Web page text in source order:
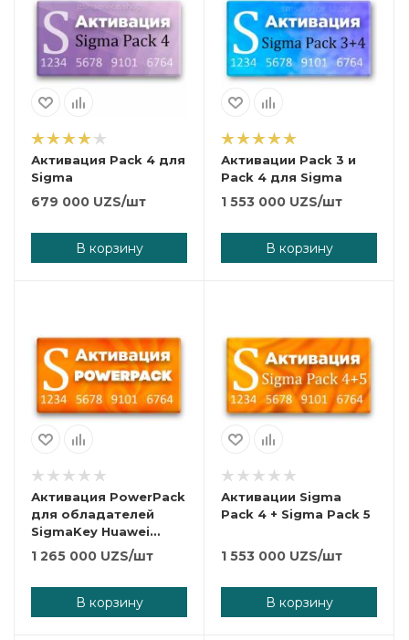
Активация Pack 4 для
Sigma
679 000 UZS/шт
В корзину
Активации Pack 3 и
Pack 4 для Sigma
1 553 000 UZS/шт
В корзину
Активация PowerPack
для обладателей
SigmaKey Huawei
Edition
1 265 000 UZS/шт
В корзину
Активации Sigma
Pack 4 + Sigma Pack 5
1 553 000 UZS/шт
В корзину